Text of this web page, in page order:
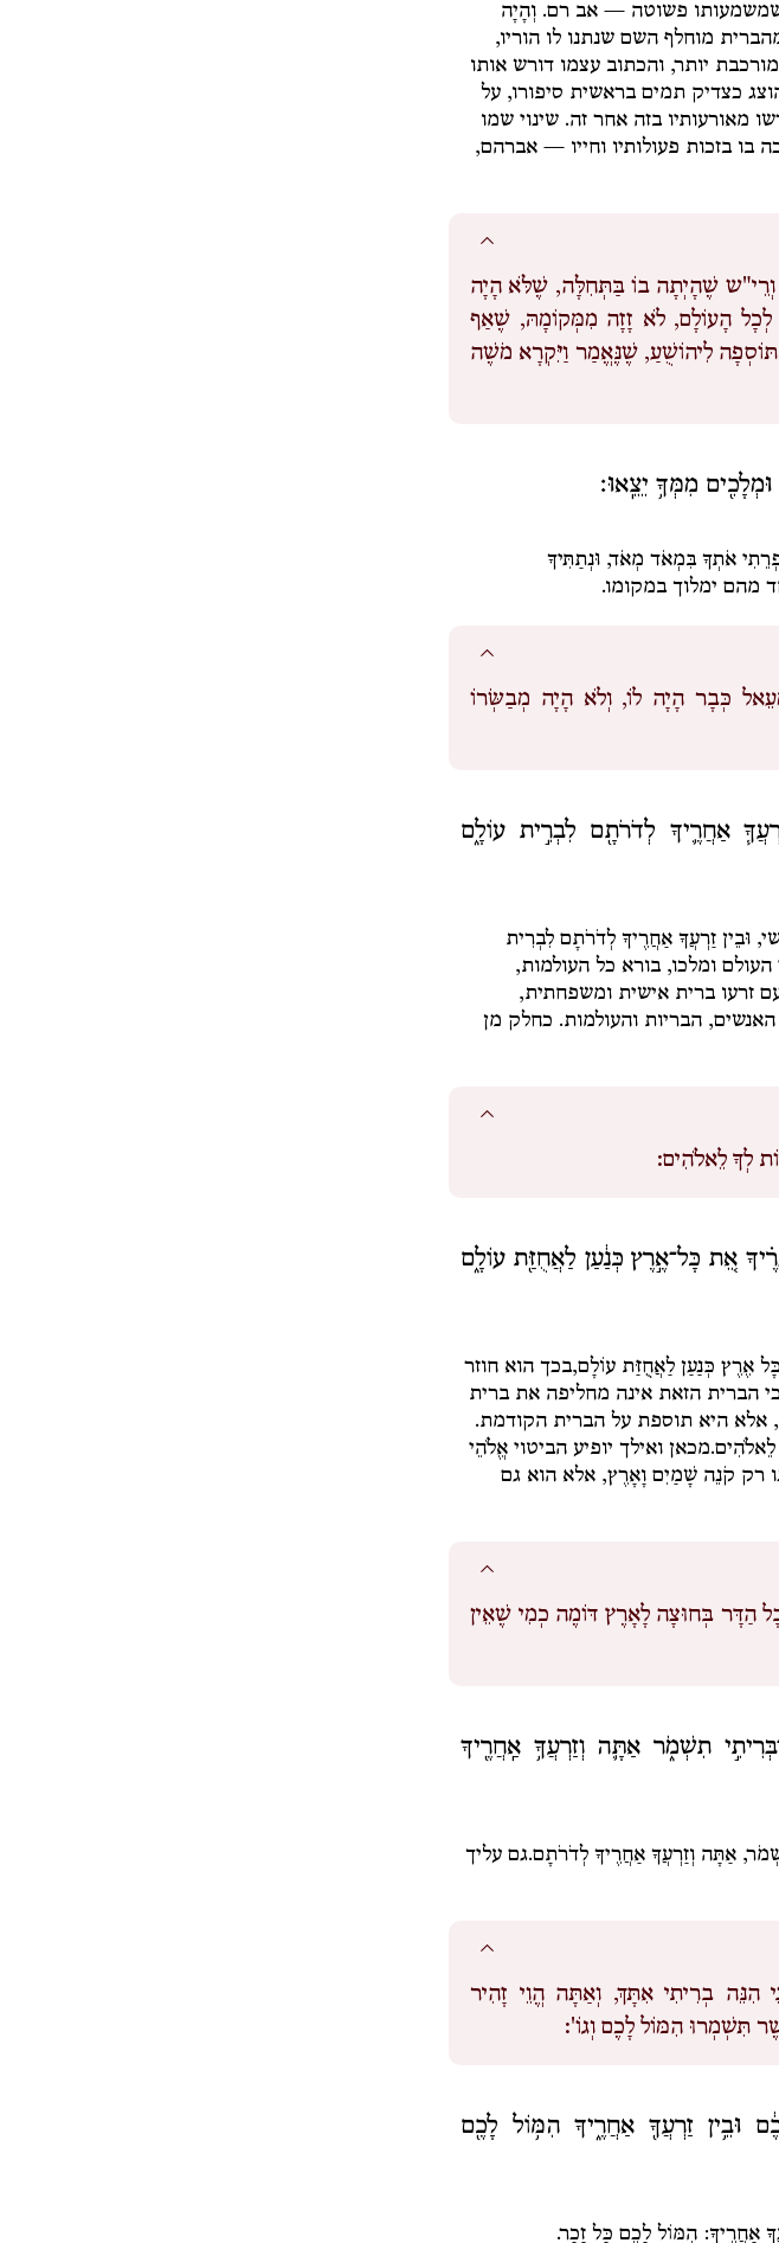
פשוטה — אב רם. וְהָיָה
מוחלף השם שנתנו לו הוריו,
יותר, והכתוב עצמו דורש אותו
כצדיק תמים בראשית סיפורו, על
מאורעותיו בזה אחר זה. שינוי שמו
בזכות פעולותיו וחייו — אברהם,
וְרֵי"ש שֶׁהָיְתָה בוֹ בַּתְּחִלָּה, שֶׁלֹּא הָיָה
הָעוֹלָם, לֹא זָזָה מִמְּקוֹמָהּ, שֶׁאַף
לִיהוֹשֻׁעַ, שֶׁנֶּאֱמַר וַיִּקְרָא מֹשֶׁה
מִמְּךָ֥ יֵצֵֽאוּ׃
אֹתְךָ בִּמְאֹד מְאֹד, וּנְתַתִּיךָ
מהם ימלוך במקומו.
כְּבָר הָיָה לוֹ, וְלֹא הָיָה מְבַשְּׂרוֹ
אַחֲרֶ֛יךָ לְדֹרֹתָ֖ם לִבְרִ֣ית עוֹלָ֑ם
וּבֵין זַרְעֲךָ אַחֲרֶיךָ לְדֹרֹתָם לִבְרִית
העולם ומלכו, בורא כל העולמות,
זרעו ברית אישית ומשפחתית,
הבריות והעולמות. כחלק מן
לְךָ לֵאלֹהִים:
אֵ֚ת כָּל־אֶ֣רֶץ כְּנַ֔עַן לַאֲחֻזַּ֖ת עוֹלָ֑ם
אֶרֶץ כְּנַעַן לַאֲחֻזַּת עוֹלָם,בכך הוא חוזר
הברית הזאת אינה מחליפה את ברית
אלא היא תוספת על הברית הקודמת.
לֵאלֹהִים.מכאן ואילך יופיע הביטוי אֱלֹהֵי
רק קֹנֵה שָׁמַיִם וָאָרֶץ, אלא הוא גם
הַדָּר בְּחוּצָה לָאָרֶץ דּוֹמֶה כְמִי שֶׁאֵין
תִשְׁמֹ֑ר אַתָּ֛ה וְזַרְעֲךָ֥ אַֽחֲרֶ֖יךָ
אַתָּה וְזַרְעֲךָ אַחֲרֶיךָ לְדֹרֹתָם.גם עליך
הִנֵּה בְרִיתִי אִתָּךְ, וְאַתָּה הֱוֵי זָהִיר
תִּשְׁמְרוּ הִמּוֹל לָכֶם וְגוֹ':
וּבֵ֥ין זַרְעֲךָ֖ אַחֲרֶ֑יךָ הִמּ֥וֹל לָכֶ֖ם
אַחֲרֶיךָ: הִמּוֹל לָכֶם כָּל זָכָר.